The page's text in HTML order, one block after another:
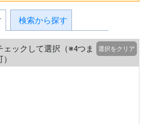
検索から探す
ェックして選択（※4つま
選択をクリア